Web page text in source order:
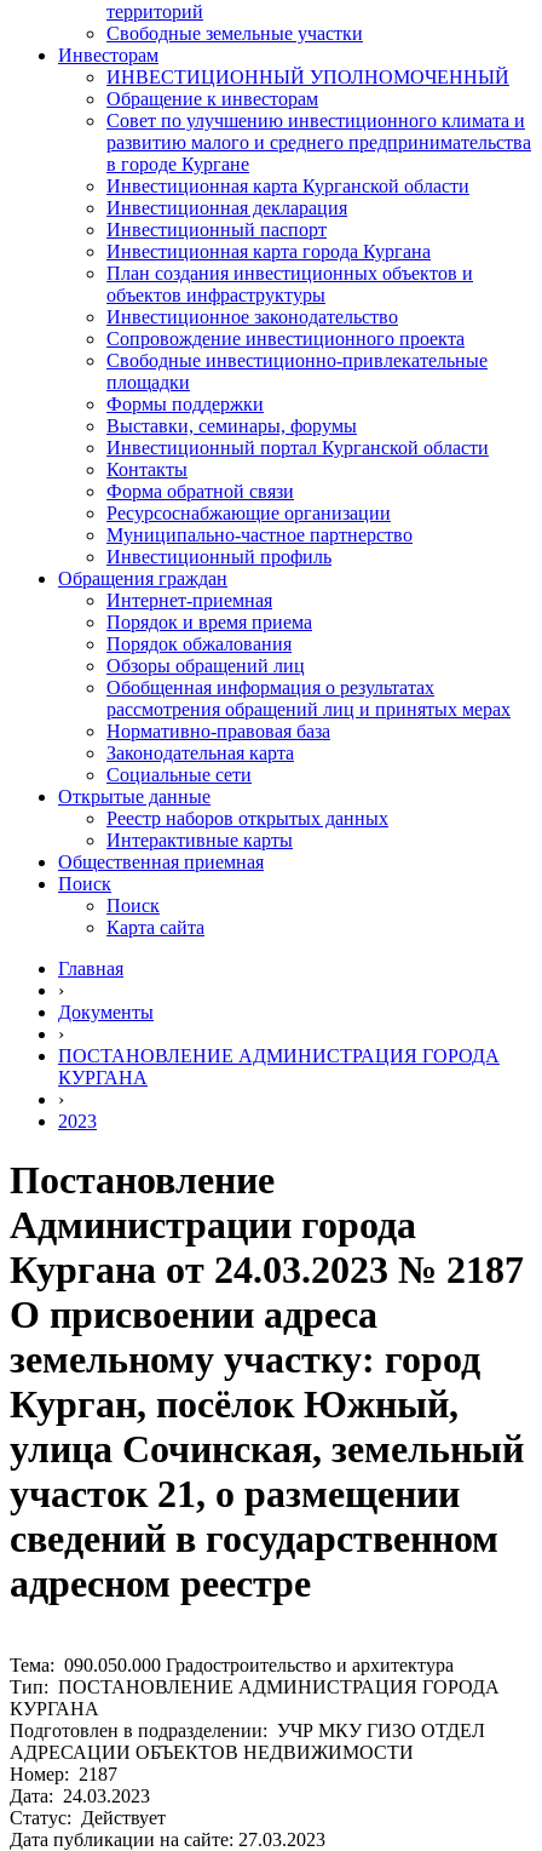
территорий
Свободные земельные участки
Инвесторам
ИНВЕСТИЦИОННЫЙ УПОЛНОМОЧЕННЫЙ
Обращение к инвесторам
Совет по улучшению инвестиционного климата и
развитию малого и среднего предпринимательства
в городе Кургане
Инвестиционная карта Курганской области
Инвестиционная декларация
Инвестиционный паспорт
Инвестиционная карта города Кургана
План создания инвестиционных объектов и
объектов инфраструктуры
Инвестиционное законодательство
Сопровождение инвестиционного проекта
Свободные инвестиционно-привлекательные
площадки
Формы поддержки
Выставки, семинары, форумы
Инвестиционный портал Курганской области
Контакты
Форма обратной связи
Ресурсоснабжающие организации
Муниципально-частное партнерство
Инвестиционный профиль
Обращения граждан
Интернет-приемная
Порядок и время приема
Порядок обжалования
Обзоры обращений лиц
Обобщенная информация о результатах
рассмотрения обращений лиц и принятых мерах
Нормативно-правовая база
Законодательная карта
Социальные сети
Открытые данные
Реестр наборов открытых данных
Интерактивные карты
Общественная приемная
Поиск
Поиск
Карта сайта
Главная
›
Документы
›
ПОСТАНОВЛЕНИЕ АДМИНИСТРАЦИЯ ГОРОДА
КУРГАНА
›
2023
Постановление
Администрации города
Кургана от 24.03.2023 № 2187
О присвоении адреса
земельному участку: город
Курган, посёлок Южный,
улица Сочинская, земельный
участок 21, о размещении
сведений в государственном
адресном реестре
Тема: 090.050.000 Градостроительство и архитектура
Тип: ПОСТАНОВЛЕНИЕ АДМИНИСТРАЦИЯ ГОРОДА
КУРГАНА
Подготовлен в подразделении: УЧР МКУ ГИЗО ОТДЕЛ
АДРЕСАЦИИ ОБЪЕКТОВ НЕДВИЖИМОСТИ
Номер: 2187
Дата: 24.03.2023
Статус: Действует
Дата публикации на сайте: 27.03.2023